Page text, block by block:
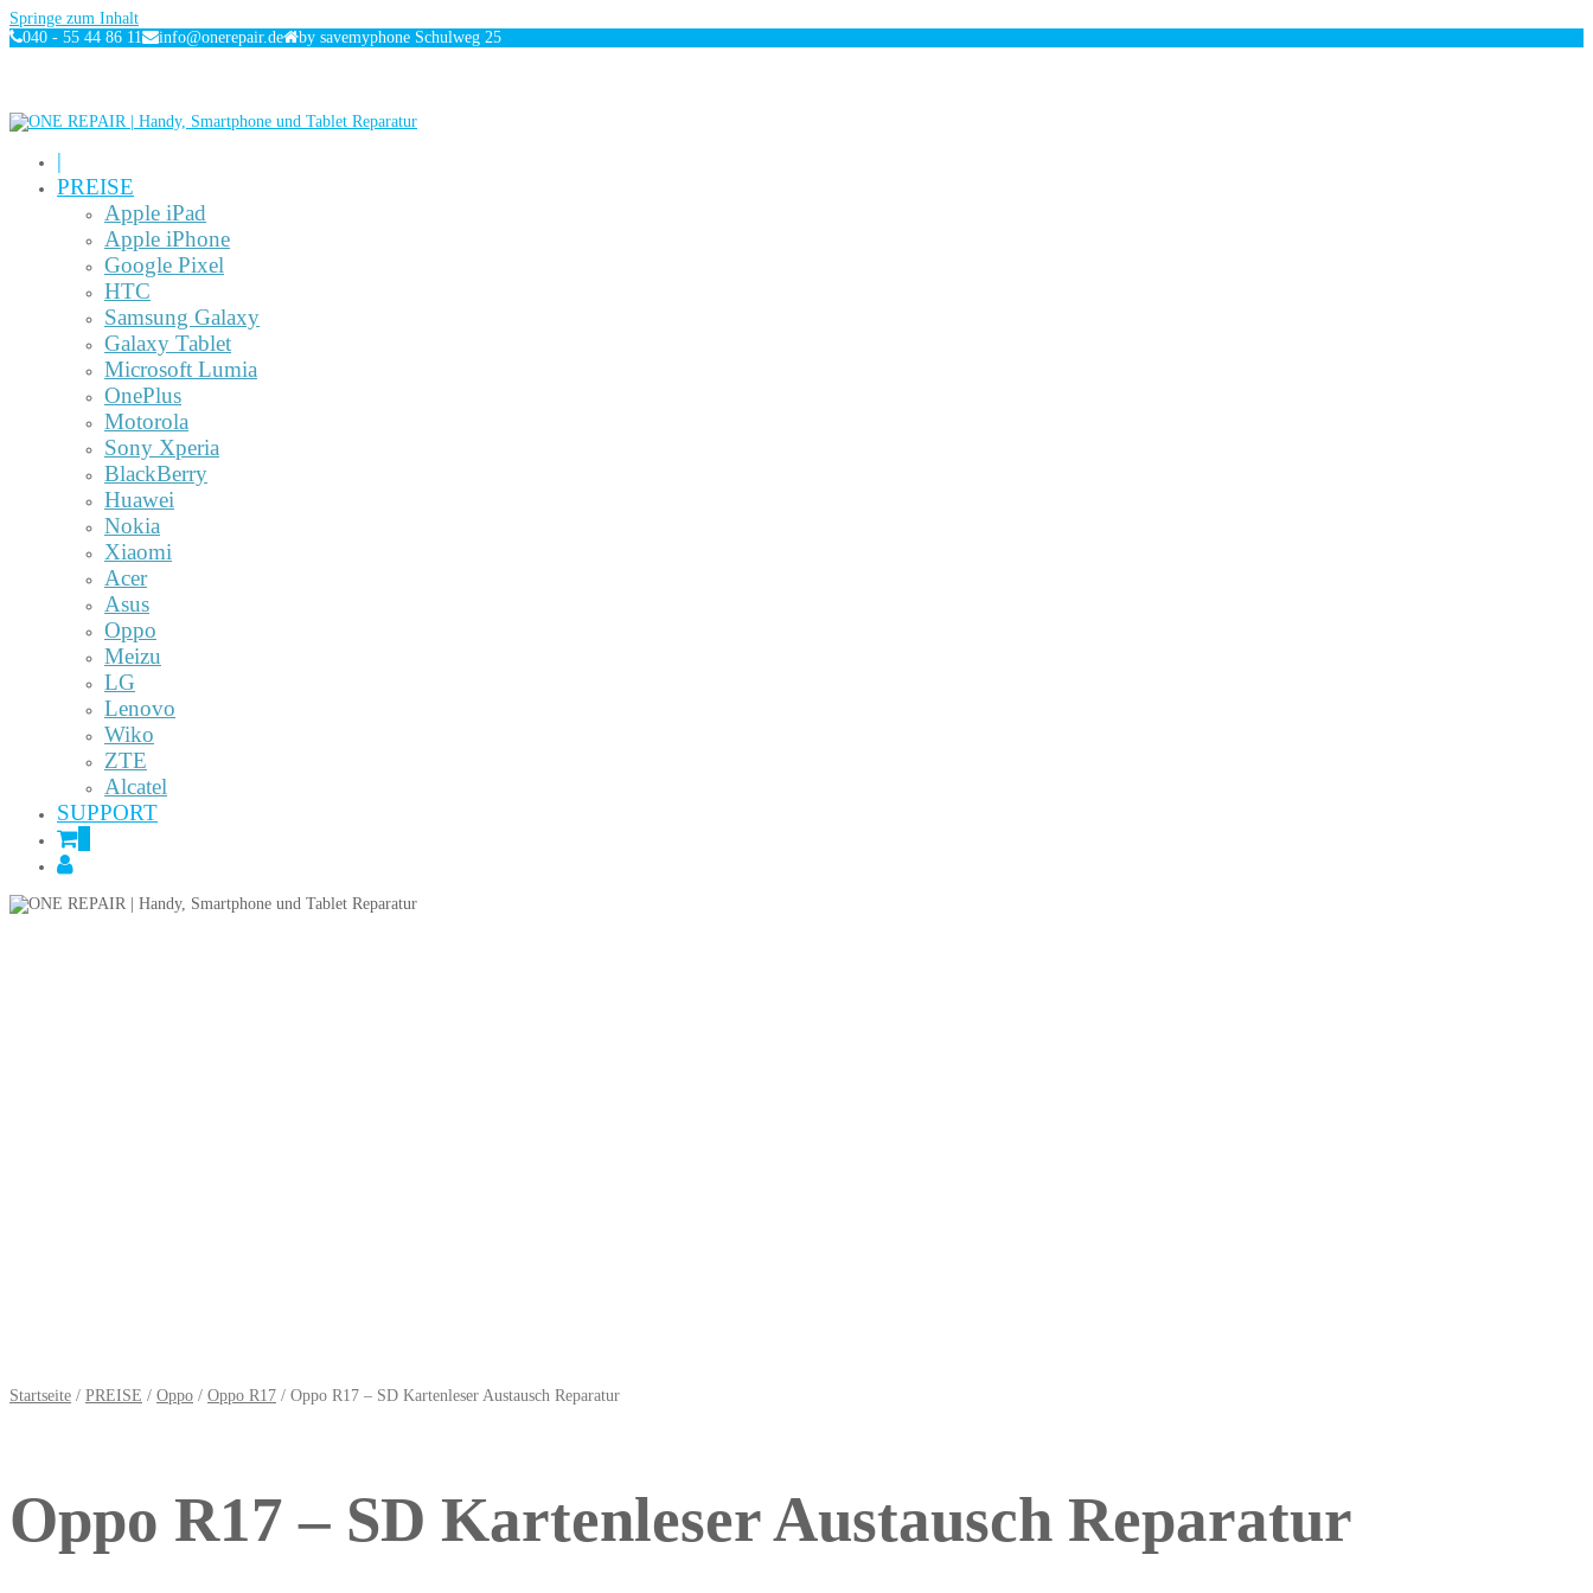
Springe zum Inhalt
040 - 55 44 86 11
info@onerepair.de by savemyphone Schulweg 25
|
PREISE
Apple iPad
Apple iPhone
Google Pixel
HTC
Samsung Galaxy
Galaxy Tablet
Microsoft Lumia
OnePlus
Motorola
Sony Xperia
BlackBerry
Huawei
Nokia
Xiaomi
Acer
Asus
Oppo
Meizu
LG
Lenovo
Wiko
ZTE
Alcatel
SUPPORT
Startseite / PREISE / Oppo / Oppo R17 / Oppo R17 – SD Kartenleser Austausch Reparatur
Oppo R17 – SD Kartenleser Austausch Reparatur